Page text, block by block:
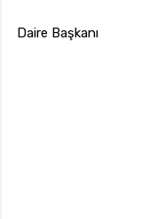
Daire Başkanı